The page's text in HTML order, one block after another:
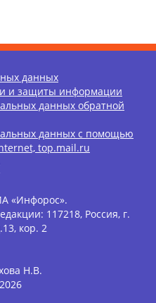
данных
и защиты информации
данных обратной
данных с помощью
top.mail.ru
«Инфорос».
117218, Россия, г.
кор. 2
Н.В.
2026